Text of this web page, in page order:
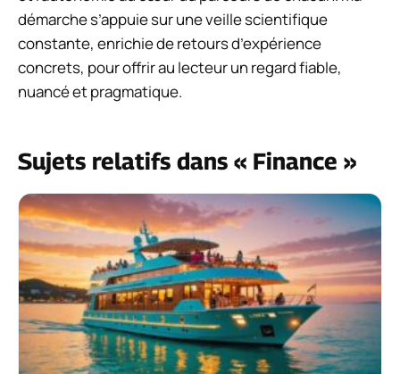
démarche s’appuie sur une veille scientifique
constante, enrichie de retours d’expérience
concrets, pour offrir au lecteur un regard fiable,
nuancé et pragmatique.
Sujets relatifs dans « Finance »